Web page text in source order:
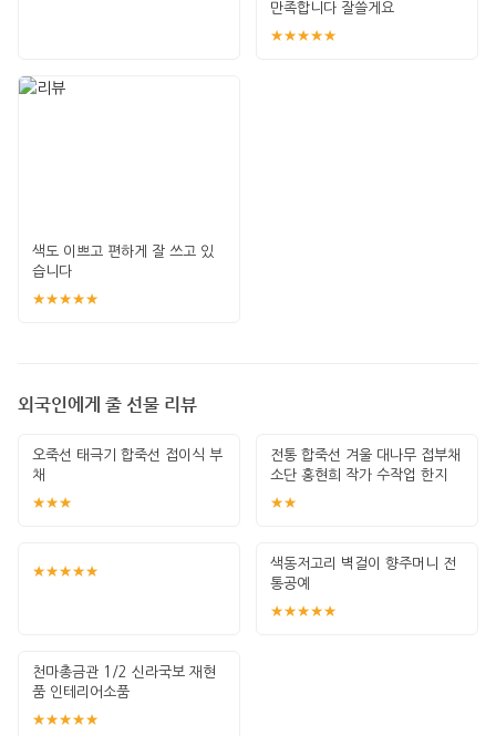
만족합니다 잘쓸게요
★★★★★
색도 이쁘고 편하게 잘 쓰고 있
습니다
★★★★★
외국인에게 줄 선물 리뷰
오죽선 태극기 합죽선 접이식 부
채
★★★
전통 합죽선 겨울 대나무 접부채
소단 홍현희 작가 수작업 한지
그림 고급
★★
★★★★★
색동저고리 벽걸이 향주머니 전
통공예
★★★★★
천마총금관 1/2 신라국보 재현
품 인테리어소품
★★★★★